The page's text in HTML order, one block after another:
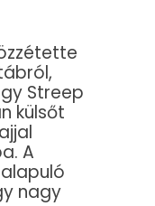
Streep
külsőt
A
nagy